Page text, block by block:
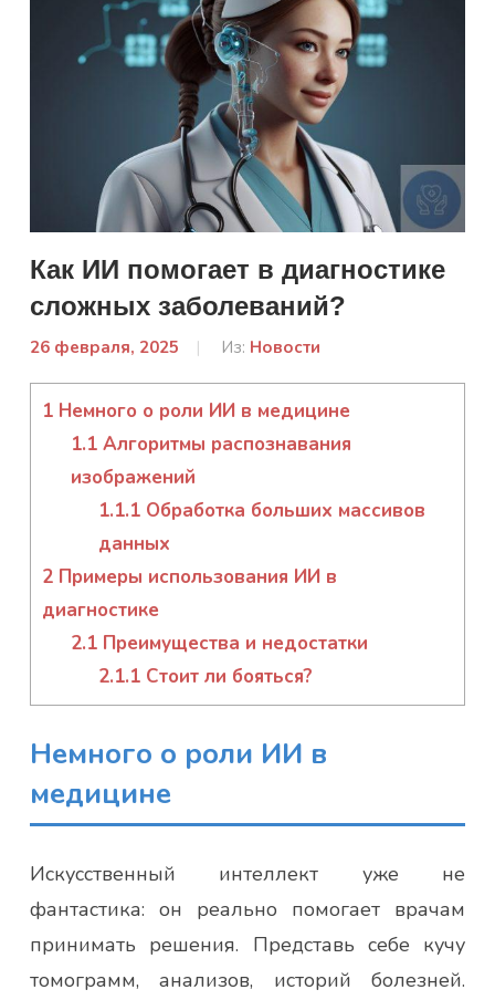
Как ИИ помогает в диагностике
сложных заболеваний?
26 февраля, 2025
От:
Из: Новости
1 Немного о роли ИИ в медицине
1.1Алгоритмы распознавания
изображений
1.1.1 Обработка больших массивов
данных
2 Примеры использования ИИ в
диагностике
2.1Преимущества и недостатки
2.1.1 Стоит ли бояться?
Немного о роли ИИ в
медицине
Искусственный интеллект уже не
фантастика: он реально помогает врачам
принимать решения. Представь себе кучу
томограмм, анализов, историй болезней.